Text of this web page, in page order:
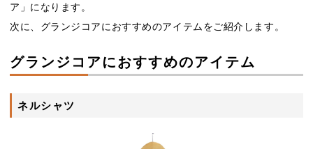
ア」になります。
次に、グランジコアにおすすめのアイテムをご紹介します。
グランジコアにおすすめのアイテム
ネルシャツ